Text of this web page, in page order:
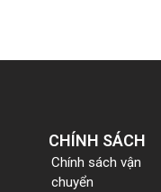
CHÍNH SÁCH
Chính sách vận
chuyển